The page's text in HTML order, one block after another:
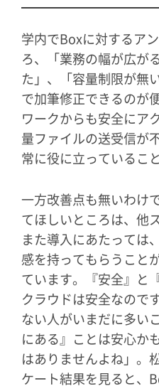
学内でBoxに対するア
ろ、「業務の幅が広が
た」、「容量制限が無
で加筆修正できるのが
ワークからも安全にア
量ファイルの送受信が
常に役に立っているこ
一方改善点も無いわけ
てほしいところは、他
また導入にあたっては
感を持ってもらうこと
ています。『安全』と
クラウドは安全なので
ない人がいまだに多い
にある』ことは安心か
はありませんよね」。
ケート結果を見ると、